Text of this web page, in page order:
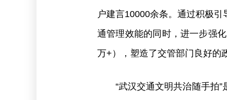
户建言10000余条。通过积极
通管理效能的同时，进一步强
万+），塑造了交管部门良好的
“武汉交通文明共治随手拍